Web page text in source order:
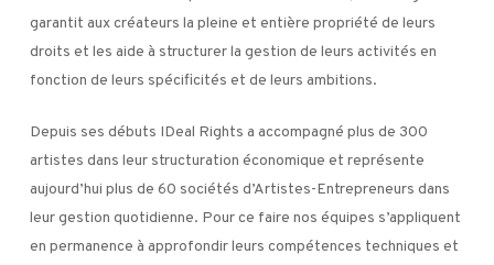
garantit aux créateurs la pleine et entière propriété de leurs
droits et les aide à structurer la gestion de leurs activités en
fonction de leurs spécificités et de leurs ambitions.
Depuis ses débuts IDeal Rights a accompagné plus de 300
artistes dans leur structuration économique et représente
aujourd’hui plus de 60 sociétés d’Artistes-Entrepreneurs dans
leur gestion quotidienne. Pour ce faire nos équipes s’appliquent
en permanence à approfondir leurs compétences techniques et